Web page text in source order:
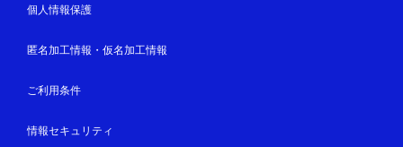
個人情報保護
匿名加工情報・仮名加工情報
ご利用条件
情報セキュリティ